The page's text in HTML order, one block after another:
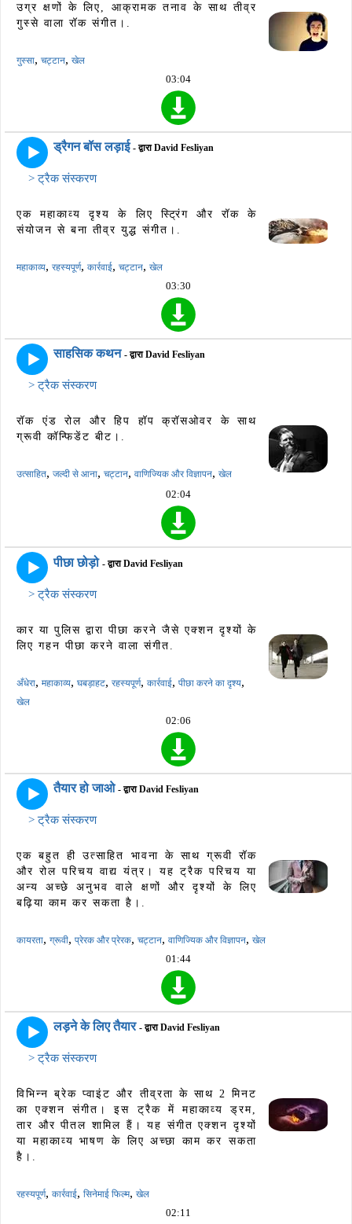
उग्र क्षणों के लिए, आक्रामक तनाव के साथ तीव्र
गुस्से वाला रॉक संगीत।.
गुस्सा, चट्टान, खेल
03:04
ड्रैगन बॉस लड़ाई - द्वारा David Fesliyan
> ट्रैक संस्करण
एक महाकाव्य दृश्य के लिए स्ट्रिंग और रॉक के
संयोजन से बना तीव्र युद्ध संगीत।.
महाकाव्य, रहस्यपूर्ण, कार्रवाई, चट्टान, खेल
03:30
साहसिक कथन - द्वारा David Fesliyan
> ट्रैक संस्करण
रॉक एंड रोल और हिप हॉप क्रॉसओवर के साथ
ग्रूवी कॉन्फिडेंट बीट।.
उत्साहित, जल्दी से आना, चट्टान, वाणिज्यिक और विज्ञापन, खेल
02:04
पीछा छोड़ो - द्वारा David Fesliyan
> ट्रैक संस्करण
कार या पुलिस द्वारा पीछा करने जैसे एक्शन दृश्यों के
लिए गहन पीछा करने वाला संगीत.
अँधेरा, महाकाव्य, घबड़ाहट, रहस्यपूर्ण, कार्रवाई, पीछा करने का दृश्य,
खेल
02:06
तैयार हो जाओ - द्वारा David Fesliyan
> ट्रैक संस्करण
एक बहुत ही उत्साहित भावना के साथ ग्रूवी रॉक
और रोल परिचय वाद्य यंत्र। यह ट्रैक परिचय या
अन्य अच्छे अनुभव वाले क्षणों और दृश्यों के लिए
बढ़िया काम कर सकता है।.
कायरता, ग्रूवी, प्रेरक और प्रेरक, चट्टान, वाणिज्यिक और विज्ञापन, खेल
01:44
लड़ने के लिए तैयार - द्वारा David Fesliyan
> ट्रैक संस्करण
विभिन्न ब्रेक प्वाइंट और तीव्रता के साथ 2 मिनट
का एक्शन संगीत। इस ट्रैक में महाकाव्य ड्रम,
तार और पीतल शामिल हैं। यह संगीत एक्शन दृश्यों
या महाकाव्य भाषण के लिए अच्छा काम कर सकता
है।.
रहस्यपूर्ण, कार्रवाई, सिनेमाई फिल्म, खेल
02:11